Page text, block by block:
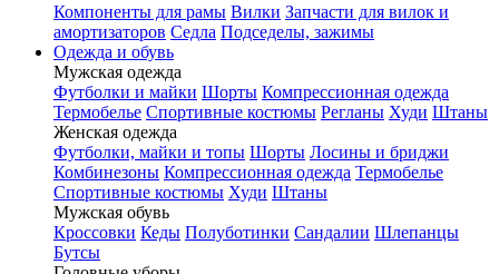
Компоненты для рамы Вилки Запчасти для вилок и
амортизаторов Седла Подседелы, зажимы
Одежда и обувь
Мужская одежда
Футболки и майки Шорты Компрессионная одежда
Термобелье Спортивные костюмы Регланы Худи Штаны
Женская одежда
Футболки, майки и топы Шорты Лосины и бриджи
Комбинезоны Компрессионная одежда Термобелье
Спортивные костюмы Худи Штаны
Мужская обувь
Кроссовки Кеды Полуботинки Сандалии Шлепанцы
Бутсы